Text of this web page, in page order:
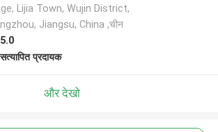
Lijia Town, Wujin District,
Jiangsu, China ,चीन
5.0
सत्यापित प्रदायक
और देखो